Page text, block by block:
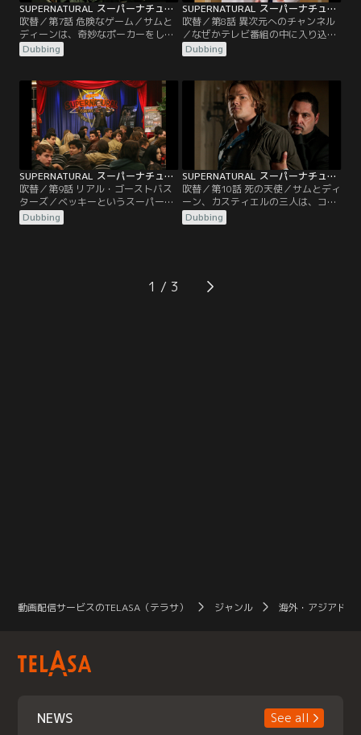
SUPERNATURAL スーパーナチュラル シーズン5 第07話／吹替
吹替／第7話 危険なゲーム／サムと
ディーンは、奇妙なポーカーをして
バーを渡り歩く魔法使いを発見す
る。彼が賭けるのは、金ではな
生活から抜け出すチャンスかもしれ
ないと思い、大胆にも“25年”を賭け
るが、負けてしまう。すごい速さで
年を取り始めるボビー。そこへ駆け
つけたディーンは、彼を助けようと
するが…。
Dubbing
SUPERNATURAL スーパーナチュラル シーズン5 第08話／吹替
吹替／第8話 異次元へのチャンネル
／なぜかテレビ番組の中に入り込ん
でしまったサムとディーン。二人
は、医療ドラマの中で医者になって
り、お笑い番組でコントまでしてい
るのだ。自分たちの身に何が起きて
いるのかが分からず戸惑う二人の前
に、突然カスティエルが現れる。彼
は、この世界から早く抜け出さない
と恐ろしいことが起きると…。
Dubbing
SUPERNATURAL スーパーナチュラル シーズン5 第09話／吹替
吹替／第9話 リアル・ゴーストバス
ターズ／ベッキーというスーパーナ
チュラルの熱狂的なファンが、チャ
ックになりすましてサムとディーン
加するハメになる。だが、イベント
の一つのはずだったロールプレイン
Dubbing
SUPERNATURAL スーパーナチュラル シーズン5 第10話／吹替
吹替／第10話 死の天使／サムとディ
ーン、カスティエルの三人は、コル
トを手に入れようと奔走する。ルシ
ファーを捜し出し、彼を地獄へ戻す
ョーと共にボビーの家に集まる。ボ
ビーの提案で集合写真を撮ることに
Dubbing
1
動画配信サービスのTELASA（テラサ） ジャンル 海外・アジアドラ
NEWS See all